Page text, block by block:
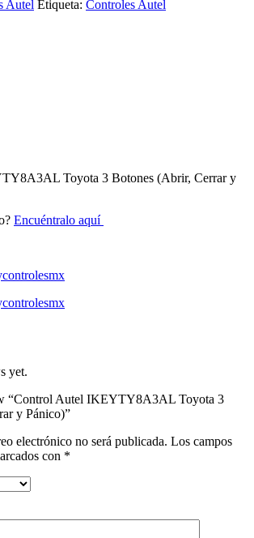
Autel Etiqueta: Controles Autel
Toyota 3 Botones (Abrir, Cerrar y
Encuéntralo aquí
yet.
“Control Autel IKEYTY8A3AL Toyota 3
y Pánico)”
electrónico no será publicada. Los campos
con *